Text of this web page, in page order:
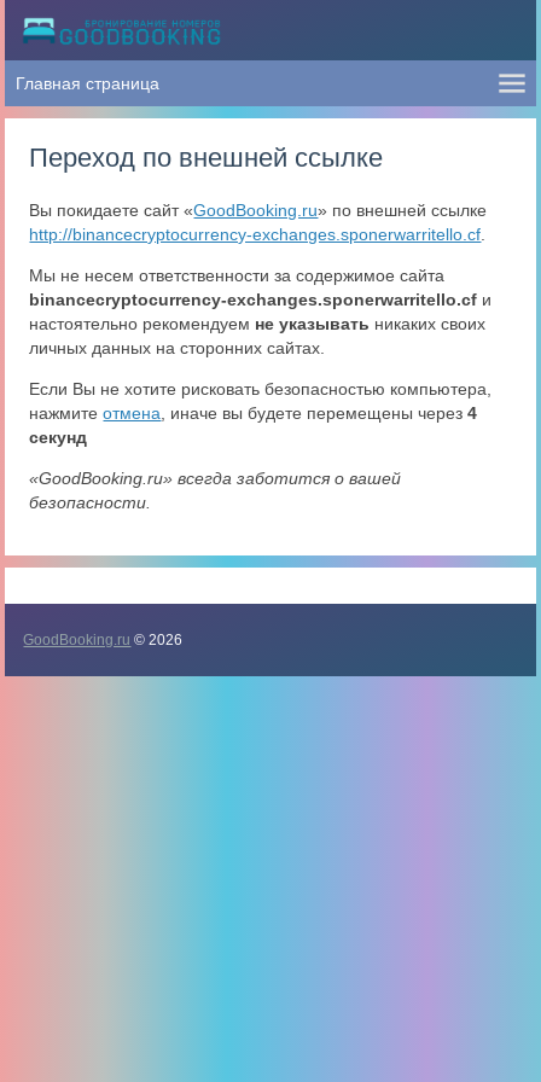
Переход по внешней ссылке
Вы покидаете сайт «GoodBooking.ru» по внешней ссылке
http://binancecryptocurrency-exchanges.sponerwarritello.cf
Мы не несем ответственности за содержимое сайта
binancecryptocurrency-exchanges.sponerwarritello.cf и
настоятельно рекомендуем не указывать никаких своих
личных данных на сторонних сайтах.
Если Вы не хотите рисковать безопасностью компьютера,
нажмитеотмена , иначе вы будете перемещены через4
секунд
«GoodBooking.ru» всегда заботится о вашей
безопасности.
GoodBooking.ru © 2026